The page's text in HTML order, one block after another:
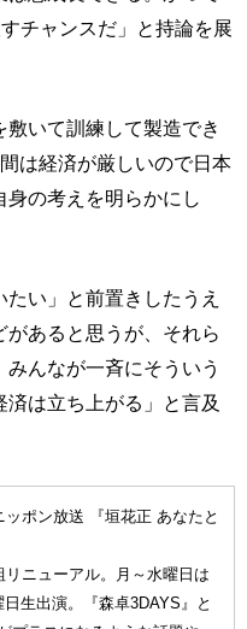
チャンスだ」と持論を展
いて訓練して製造でき
は経済が厳しいので日本
の考えを明らかにし
い」と前置きしたうえ
あると思うが、それら
んなが一斉にそういう
は立ち上がる」と言及
ポン放送 『垣花正 あなたと
リニューアル。月～水曜日は
生出演。『森卓3DAYS』と